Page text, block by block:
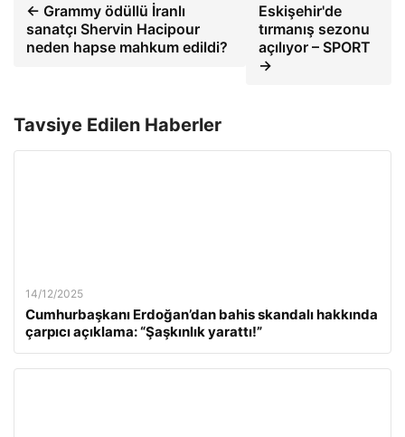
← Grammy ödüllü İranlı
sanatçı Shervin Hacipour
neden hapse mahkum edildi?
Eskişehir'de
tırmanış sezonu
açılıyor – SPORT
→
Tavsiye Edilen Haberler
14/12/2025
Cumhurbaşkanı Erdoğan’dan bahis skandalı hakkında
çarpıcı açıklama: “Şaşkınlık yarattı!”